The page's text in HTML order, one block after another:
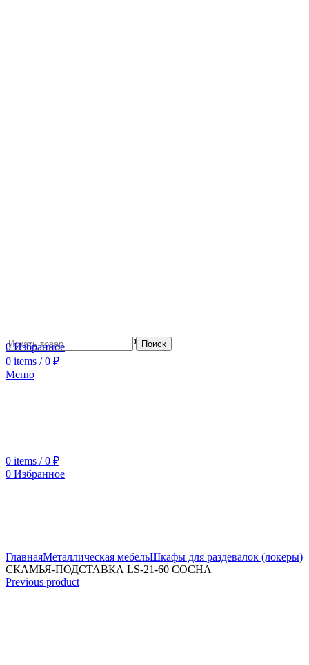
Сотрудничество с дизайнерамиПоиск
0Избранное
0 items / 0 ₽
Меню
0 items / 0 ₽
0 Избранное
ГлавнаяМеталлическая мебельШкафы для раздевалок (локеры)
СКАМЬЯ-ПОДСТАВКА LS-21-60 СОСНА
Previous product